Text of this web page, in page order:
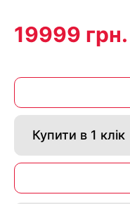
19999 грн.
Купити в 1 клік